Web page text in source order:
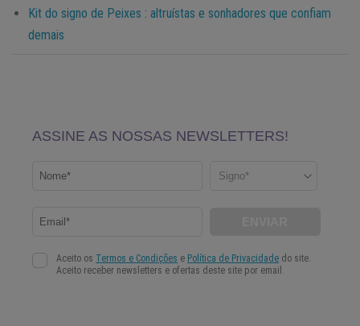
Kit do signo de Peixes : altruístas e sonhadores que confiam
demais